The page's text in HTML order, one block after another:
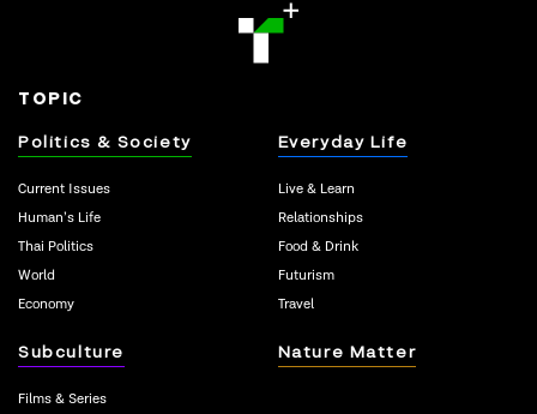
TOPIC
Politics & Society
Current Issues
Human’s Life
Thai Politics
World
Economy
Everyday Life
Live & Learn
Relationships
Food & Drink
Futurism
Travel
Subculture
Films & Series
Nature Matter